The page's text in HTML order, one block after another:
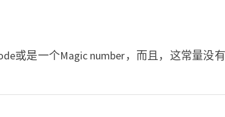
或是一个Magic number，而且，这常量没